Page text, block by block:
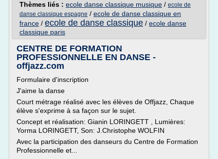
Thèmes liés : ecole danse classique musique / ecole de
danse classique espagne / ecole de danse classique en
france / ecole de danse classique / ecole danse
classique paris
CENTRE DE FORMATION
PROFESSIONNELLE EN DANSE -
offjazz.com
Formulaire d'inscription
J'aime la danse
Court métrage réalisé avec les élèves de Offjazz, Chaque
élève s'exprime à sa façon sur le sujet.
Concept et réalisation: Gianin LORINGETT , Lumières:
Yorma LORINGETT, Son: J.Christophe WOLFIN
Avec la participation des danseurs du Centre de Formation
Professionnelle et...